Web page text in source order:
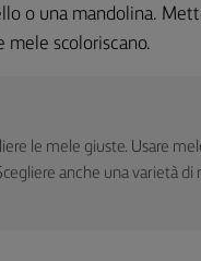
o una mandolina.
mele scoloriscano.
le mele giuste. Usare
anche una varietà